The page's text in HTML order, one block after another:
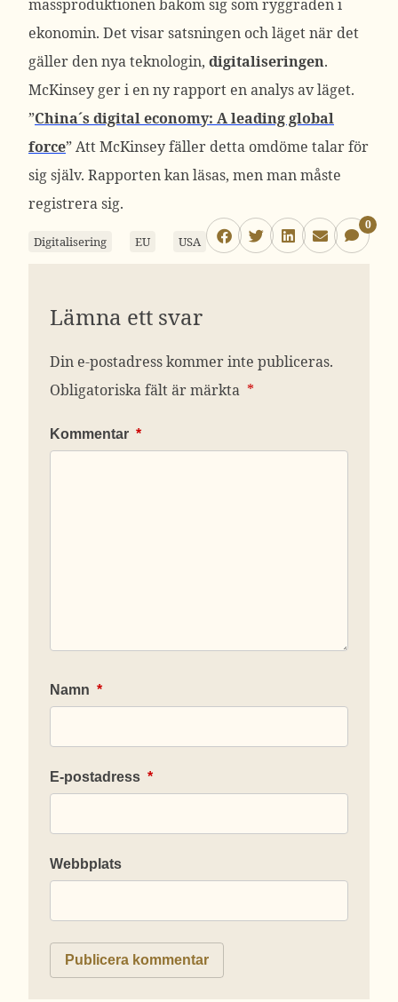
massproduktionen bakom sig som ryggraden i
ekonomin. Det visar satsningen och läget när det
gäller den nya teknologin, digitaliseringen.
McKinsey ger i en ny rapport en analys av läget.
”China´s digital economy: A leading global
force” Att McKinsey fäller detta omdöme talar för
sig själv. Rapporten kan läsas, men man måste
registrera sig.
Digitalisering EU USA
0
Lämna ett svar
Din e-postadress kommer inte publiceras.
Obligatoriska fält är märkta *
Kommentar *
Namn *
E-postadress *
Webbplats